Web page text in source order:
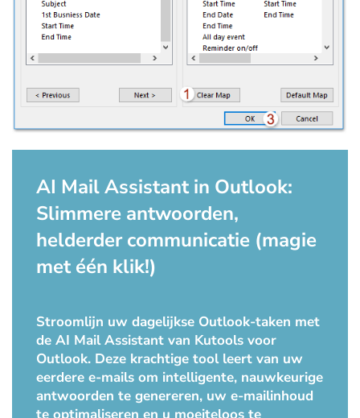
AI Mail Assistant in Outlook:
Slimmere antwoorden,
helderder communicatie (magie
met één klik!)
Stroomlijn uw dagelijkse Outlook-taken met
de AI Mail Assistant van Kutools voor
Outlook. Deze krachtige tool leert van uw
eerdere e-mails om intelligente, nauwkeurige
antwoorden te genereren, uw e-mailinhoud